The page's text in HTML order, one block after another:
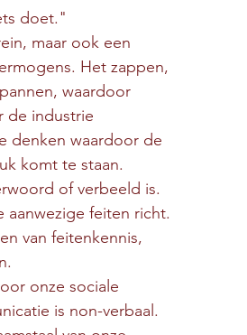
doet."
maar ook een
Het zappen,
waardoor
de industrie
denken waardoor de
komt te staan.
of verbeeld is.
feiten richt.
van feitenkennis,
onze sociale
is non-verbaal.